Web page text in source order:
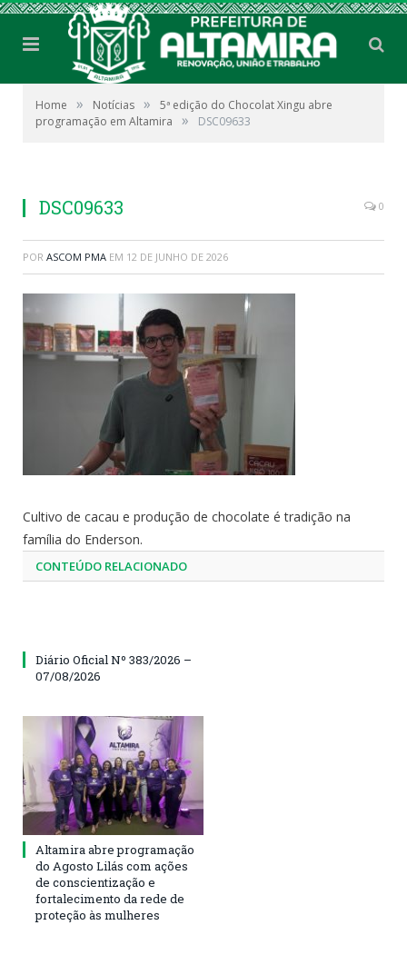
Home » Notícias »
5ª edição do Chocolat Xingu abre
programação em Altamira
» DSC09633
DSC09633 0
POR ASCOM PMA EM 12 DE JUNHO DE 2026
Cultivo de cacau e produção de chocolate é tradição na
família do Enderson.
CONTEÚDO RELACIONADO
Diário Oficial Nº 383/2026 –
07/08/2026
Altamira abre programação
do Agosto Lilás com ações
de conscientização e
fortalecimento da rede de
proteção às mulheres